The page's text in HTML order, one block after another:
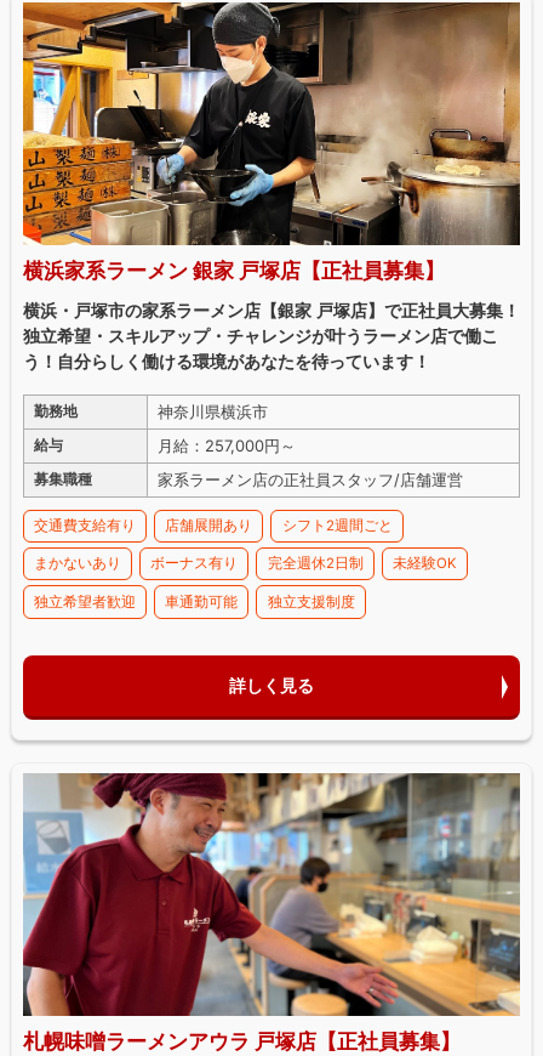
横浜家系ラーメン 銀家 戸塚店【正社員募集】
横浜・戸塚市の家系ラーメン店【銀家 戸塚店】で正社員大募集！
独立希望・スキルアップ・チャレンジが叶うラーメン店で働こ
う！自分らしく働ける環境があなたを待っています！
勤務地 神奈川県横浜市
給与 月給：257,000円～
募集職種 家系ラーメン店の正社員スタッフ/店舗運営
交通費支給有り 店舗展開あり シフト2週間ごと
まかないあり ボーナス有り 完全週休2日制 未経験OK
独立希望者歓迎 車通勤可能 独立支援制度
詳しく見る
札幌味噌ラーメンアウラ 戸塚店【正社員募集】